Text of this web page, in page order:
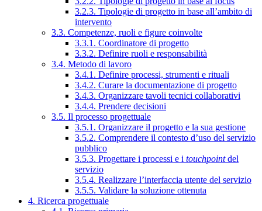
3.2.3. Tipologie di progetto in base all’ambito di
intervento
3.3. Competenze, ruoli e figure coinvolte
3.3.1. Coordinatore di progetto
3.3.2. Definire ruoli e responsabilità
3.4. Metodo di lavoro
3.4.1. Definire processi, strumenti e rituali
3.4.2. Curare la documentazione di progetto
3.4.3. Organizzare tavoli tecnici collaborativi
3.4.4. Prendere decisioni
3.5. Il processo progettuale
3.5.1. Organizzare il progetto e la sua gestione
3.5.2. Comprendere il contesto d’uso del servizio
pubblico
3.5.3. Progettare i processi e i touchpointdel
servizio
3.5.4. Realizzare l’interfaccia utente del servizio
3.5.5. Validare la soluzione ottenuta
4. Ricerca progettuale